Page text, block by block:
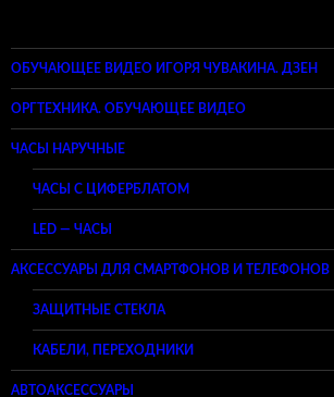
ОБУЧАЮЩЕЕ ВИДЕО ИГОРЯ ЧУВАКИНА. ДЗЕН
ОРГТЕХНИКА. ОБУЧАЮЩЕЕ ВИДЕО
ЧАСЫ НАРУЧНЫЕ
ЧАСЫ С ЦИФЕРБЛАТОМ
LED — ЧАСЫ
АКСЕССУАРЫ ДЛЯ СМАРТФОНОВ И ТЕЛЕФОНОВ
ЗАЩИТНЫЕ СТЕКЛА
КАБЕЛИ, ПЕРЕХОДНИКИ
АВТОАКСЕССУАРЫ